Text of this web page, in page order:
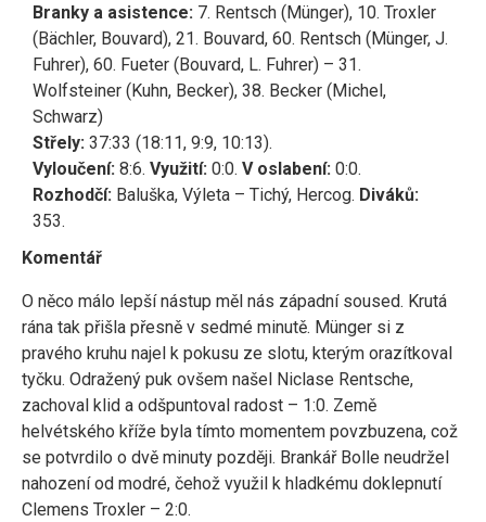
Branky a asistence: 7. Rentsch (Münger), 10. Troxler
(Bächler, Bouvard), 21. Bouvard, 60. Rentsch (Münger, J.
Fuhrer), 60. Fueter (Bouvard, L. Fuhrer) – 31.
Wolfsteiner (Kuhn, Becker), 38. Becker (Michel,
Schwarz)
Střely: 37:33 (18:11, 9:9, 10:13).
Vyloučení: 8:6. Využití: 0:0. V oslabení: 0:0.
Rozhodčí: Baluška, Výleta – Tichý, Hercog. Diváků:
353.
Komentář
O něco málo lepší nástup měl nás západní soused. Krutá
rána tak přišla přesně v sedmé minutě. Münger si z
pravého kruhu najel k pokusu ze slotu, kterým orazítkoval
tyčku. Odražený puk ovšem našel Niclase Rentsche,
zachoval klid a odšpuntoval radost – 1:0. Země
helvétského kříže byla tímto momentem povzbuzena, což
se potvrdilo o dvě minuty později. Brankář Bolle neudržel
nahození od modré, čehož využil k hladkému doklepnutí
Clemens Troxler – 2:0.